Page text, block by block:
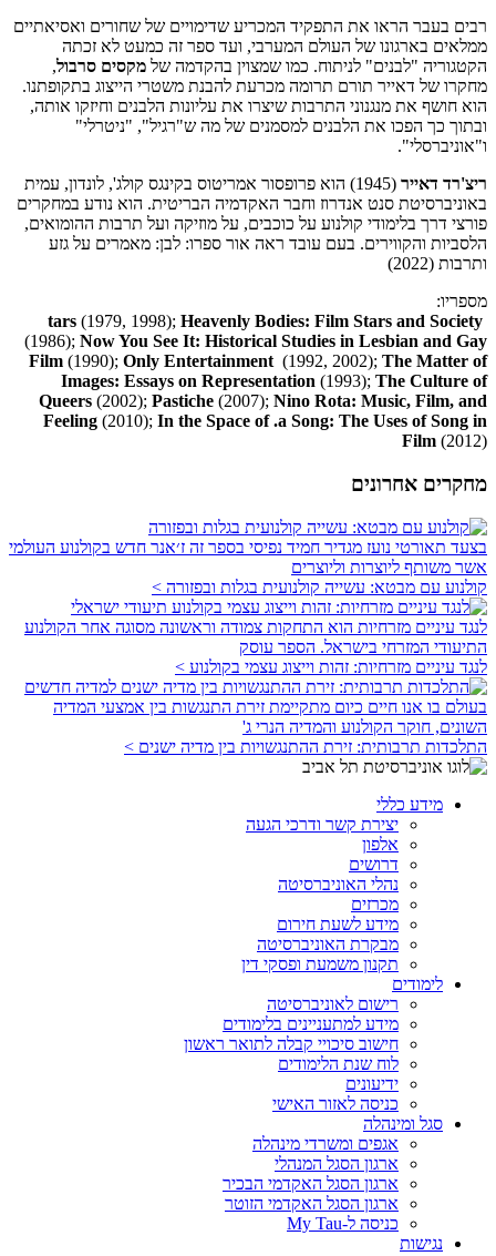
רבים בעבר הראו את התפקיד המכריע שדימויים של שחורים ואסיאתיים
ממלאים בארגונו של העולם המערבי, ועד ספר זה כמעט לא זכתה
הקטגוריה "לבנים" לניתוח. כמו שמצוין בהקדמה של מקסים סרבול,
מחקרו של דאייר תורם תרומה מכרעת להבנת משטרי הייצוג בתקופתנו.
הוא חושף את מנגנוני התרבות שיצרו את עליונות הלבנים וחיזקו אותה,
ובתוך כך הפכו את הלבנים למסמנים של מה ש"רגיל", "ניטרלי"
ו"אוניברסלי".
ריצ'רד דאייר
(1945) הוא פרופסור אמריטוס בקינגס קולג', לונדון, עמית
באוניברסיטת סנט אנדרוז וחבר האקדמיה הבריטית. הוא נודע במחקרים
פורצי דרך בלימודי קולנוע על כוכבים, על מוזיקה ועל תרבות ההומואים,
הלסביות והקווירים. בעם עובד ראה אור ספרו: לבן: מאמרים על גזע
ותרבות (2022)
מספריו:
tars (1979, 1998); Heavenly Bodies: Film Stars and Society
(1986); Now You See It: Historical Studies in Lesbian and Gay
Film (1990); Only Entertainment (1992, 2002); The Matter of
Images: Essays on Representation (1993); The Culture of
Queers (2002); Pastiche (2007); Nino Rota: Music, Film, and
Feeling (2010); In the Space of .a Song: The Uses of Song in
Film (2012)
מחקרים אחרונים
בצעד תאורטי נועז מגדיר חמיד נפיסי בספר זה ז׳אנר חדש בקולנוע העולמי
אשר משותף ליוצרות וליוצרים
קולנוע עם מבטא: עשייה קולנועית בגלות ובפזורה >
לנגד עיניים מזרחיות הוא התחקות צמודה וראשונה מסוגה אחר הקולנוע
התיעודי המזרחי בישראל. הספר עוסק
לנגד עיניים מזרחיות: זהות וייצוג עצמי בקולנוע >
בעולם בו אנו חיים כיום מתקיימת זירת התנגשות בין אמצעי המדיה
השונים, חוקר הקולנוע והמדיה הנרי ג'
התלכדות תרבותית: זירת ההתנגשויות בין מדיה ישנים >
מידע כללי
יצירת קשר ודרכי הגעה
אלפון
דרושים
נהלי האוניברסיטה
מכרזים
מידע לשעת חירום
מבקרת האוניברסיטה
תקנון משמעת ופסקי דין
לימודים
רישום לאוניברסיטה
מידע למתעניינים בלימודים
חישוב סיכויי קבלה לתואר ראשון
לוח שנת הלימודים
ידיעונים
כניסה לאזור האישי
סגל ומינהלה
אגפים ומשרדי מינהלה
ארגון הסגל המנהלי
ארגון הסגל האקדמי הבכיר
ארגון הסגל האקדמי הזוטר
כניסה ל-My Tau
נגישות